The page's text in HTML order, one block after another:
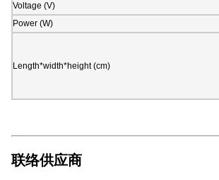
Voltage (V)
Power (W)
Length*width*height (cm)
联络供应商